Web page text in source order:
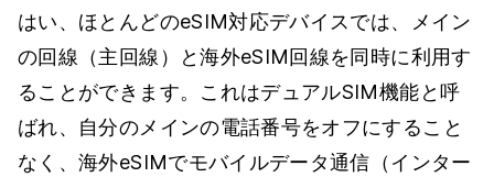
はい、ほとんどのeSIM対応デバイスでは、メイン
の回線（主回線）と海外eSIM回線を同時に利用す
ることができます。これはデュアルSIM機能と呼
ばれ、自分のメインの電話番号をオフにすること
なく、海外eSIMでモバイルデータ通信（インター